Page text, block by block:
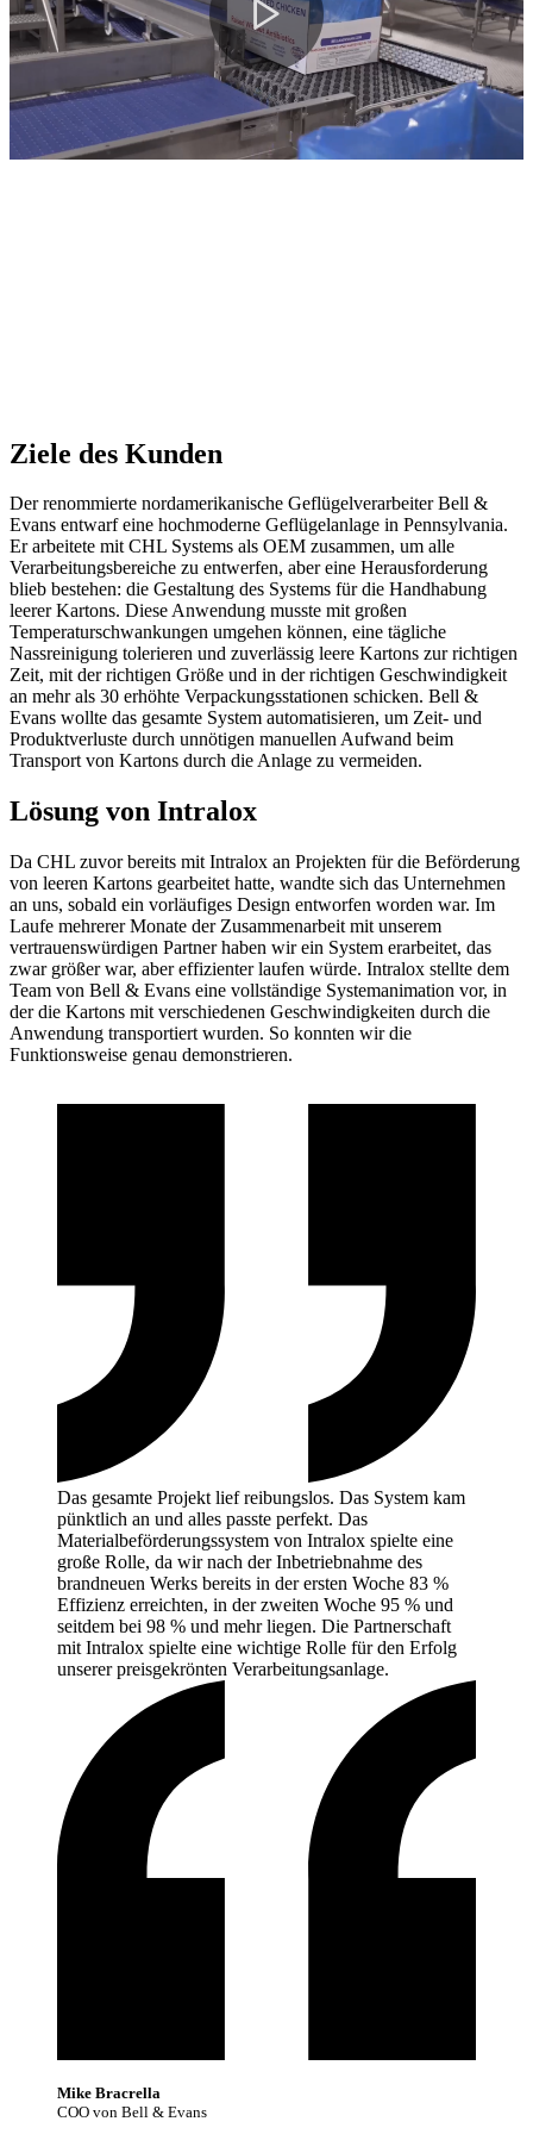
Ziele des Kunden
Der renommierte nordamerikanische Geflügelverarbeiter Bell &
Evans entwarf eine hochmoderne Geflügelanlage in Pennsylvania.
Er arbeitete mit CHL Systems als OEM zusammen, um alle
Verarbeitungsbereiche zu entwerfen, aber eine Herausforderung
blieb bestehen: die Gestaltung des Systems für die Handhabung
leerer Kartons. Diese Anwendung musste mit großen
Temperaturschwankungen umgehen können, eine tägliche
Nassreinigung tolerieren und zuverlässig leere Kartons zur richtigen
Zeit, mit der richtigen Größe und in der richtigen Geschwindigkeit
an mehr als 30 erhöhte Verpackungsstationen schicken. Bell &
Evans wollte das gesamte System automatisieren, um Zeit- und
Produktverluste durch unnötigen manuellen Aufwand beim
Transport von Kartons durch die Anlage zu vermeiden.
Lösung von Intralox
Da CHL zuvor bereits mit Intralox an Projekten für die Beförderung
von leeren Kartons gearbeitet hatte, wandte sich das Unternehmen
an uns, sobald ein vorläufiges Design entworfen worden war. Im
Laufe mehrerer Monate der Zusammenarbeit mit unserem
vertrauenswürdigen Partner haben wir ein System erarbeitet, das
zwar größer war, aber effizienter laufen würde. Intralox stellte dem
Team von Bell & Evans eine vollständige Systemanimation vor, in
der die Kartons mit verschiedenen Geschwindigkeiten durch die
Anwendung transportiert wurden. So konnten wir die
Funktionsweise genau demonstrieren.
Das gesamte Projekt lief reibungslos. Das System kam
pünktlich an und alles passte perfekt. Das
Materialbeförderungssystem von Intralox spielte eine
große Rolle, da wir nach der Inbetriebnahme des
brandneuen Werks bereits in der ersten Woche 83 %
Effizienz erreichten, in der zweiten Woche 95 % und
seitdem bei 98 % und mehr liegen. Die Partnerschaft
mit Intralox spielte eine wichtige Rolle für den Erfolg
unserer preisgekrönten Verarbeitungsanlage.
Mike Bracrella
COO von Bell & Evans